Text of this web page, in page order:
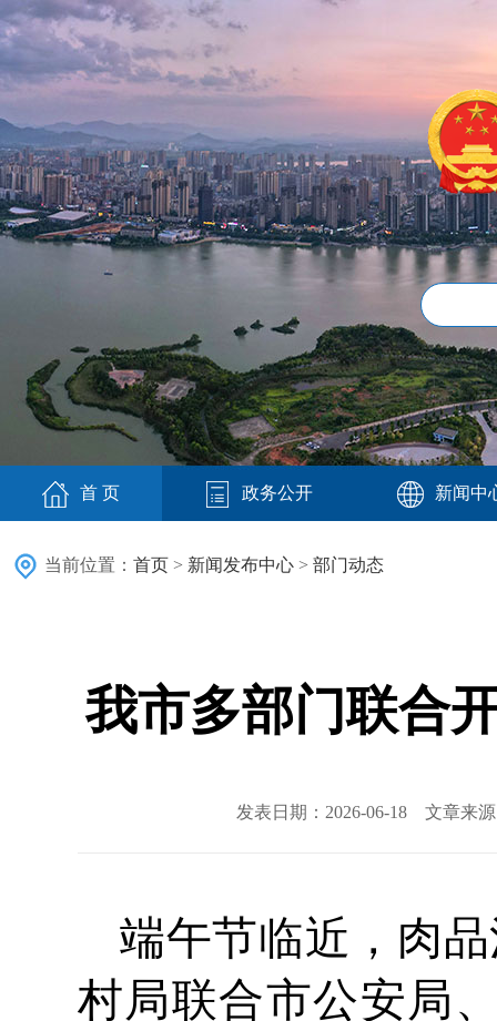
首 页 政务公开 新闻中
当前位置： 首页 > 新闻发布中心 > 部门动态
我市多部门联合
发表日期：2026-06-18 文章来
端午节临近，肉
村局联合市公安局